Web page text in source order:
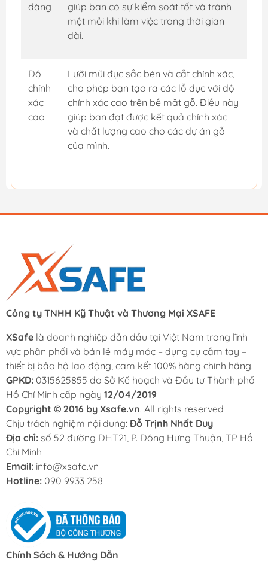
dàng
giúp bạn có sự kiểm soát tốt và tránh
mệt mỏi khi làm việc trong thời gian
dài.
Độ
chính
xác
cao
Lưỡi mũi đục sắc bén và cắt chính xác,
cho phép bạn tạo ra các lỗ đục với độ
chính xác cao trên bề mặt gỗ. Điều này
giúp bạn đạt được kết quả chính xác
và chất lượng cao cho các dự án gỗ
của mình.
Công ty TNHH Kỹ Thuật và Thương Mại XSAFE
XSafe là doanh nghiệp dẫn đầu tại Việt Nam trong lĩnh
vực phân phối và bán lẻ máy móc – dụng cụ cầm tay –
thiết bị bảo hộ lao động, cam kết 100% hàng chính hãng.
GPKD: 0315625855 do Sở Kế hoạch và Đầu tư Thành phố
Hồ Chí Minh cấp ngày 12/04/2019
Copyright © 2016 by Xsafe.vn. All rights reserved
Chịu trách nghiệm nội dung: Đỗ Trịnh Nhất Duy
Địa chỉ: số 52 đường ĐHT21, P. Đông Hưng Thuận, TP Hồ
Chí Minh
Email: info@xsafe.vn
Hotline: 090 9933 258
Chính Sách & Hướng Dẫn